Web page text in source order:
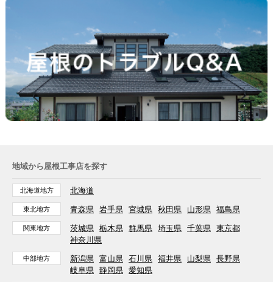
地域から屋根工事店を探す
北海道地方 北海道
東北地方 青森県 岩手県 宮城県 秋田県 山形県 福島県
関東地方 茨城県 栃木県 群馬県 埼玉県 千葉県 東京都
神奈川県
中部地方 新潟県 富山県 石川県 福井県 山梨県 長野県
岐阜県 静岡県 愛知県